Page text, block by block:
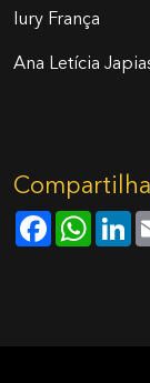
Iury França
Ana Letícia
Facebook